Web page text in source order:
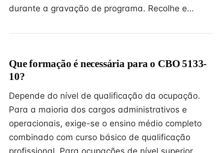
durante a gravação de programa. Recolhe e…
Que formação é necessária para o CBO 5133-
10?
Depende do nível de qualificação da ocupação.
Para a maioria dos cargos administrativos e
operacionais, exige-se o ensino médio completo
combinado com curso básico de qualificação
profissional. Para ocupações de nível superior,